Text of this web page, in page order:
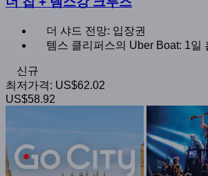
더 샤드 전망: 입장권
템스 클리퍼스의 Uber Boat: 1일
신규
최저가격: US$62.02
US$58.92